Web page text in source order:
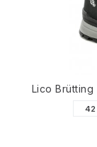
Lico Brütting
42